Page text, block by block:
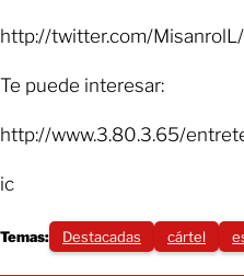
http://twitter.com/
Te puede interesar:
http://www.3.80.3.65/
ic
Temas: Destacadas cártel